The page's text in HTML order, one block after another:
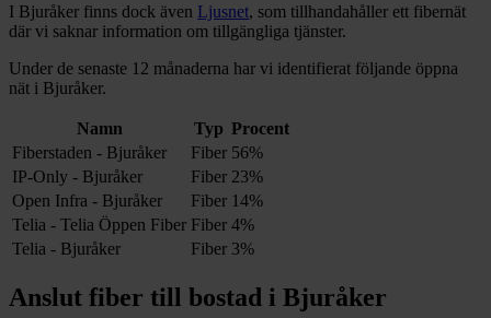
I Bjuråker finns dock även Ljusnet, som tillhandahåller ett fibernät
där vi saknar information om tillgängliga tjänster.
Under de senaste 12 månaderna har vi identifierat följande öppna
nät i Bjuråker.
Namn Typ Procent
Fiberstaden - Bjuråker
Fiber 56%
IP-Only - Bjuråker
Fiber 23%
Open Infra - Bjuråker
Fiber 14%
Telia - Telia Öppen Fiber Fiber 4%
Telia - Bjuråker
Fiber 3%
Anslut fiber till bostad i Bjuråker